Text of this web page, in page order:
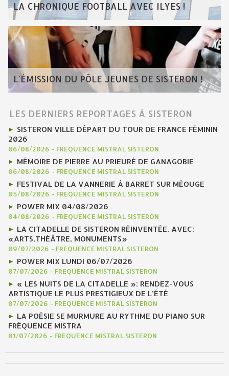
LA CHRONIQUE FOOTBALL AVEC ILYES !
L'ÉMISSION DU PÔLE JEUNES DE SISTERON !
LES DERNIERS REPORTAGES À SISTERON
SISTERON VILLE DÉPART DU TOUR DE FRANCE FÉMININ
2026
06/08/2026 - FREQUENCE MISTRAL SISTERON
MÉMOIRE DE PIERRE AU PRIEURÉ DE GANAGOBIE
06/08/2026 - FREQUENCE MISTRAL SISTERON
FESTIVAL DE LA VANNERIE À BARRET SUR MÉOUGE
05/08/2026 - FREQUENCE MISTRAL SISTERON
POWER MIX 04/08/2026
04/08/2026 - FREQUENCE MISTRAL SISTERON
LA CITADELLE DE SISTERON RÉINVENTÉE, AVEC:
«ARTS,THÉÂTRE, MONUMENTS»
09/07/2026 - FREQUENCE MISTRAL SISTERON
POWER MIX LUNDI 06/07/2026
07/07/2026 - FREQUENCE MISTRAL SISTERON
« LES NUITS DE LA CITADELLE »: RENDEZ-VOUS
ARTISTIQUE LE PLUS PRESTIGIEUX DE L’ÉTÉ
07/07/2026 - FREQUENCE MISTRAL SISTERON
LA POÉSIE SE MURMURE AU RYTHME DU PIANO SUR
FRÉQUENCE MISTRA
01/07/2026 - FREQUENCE MISTRAL SISTERON